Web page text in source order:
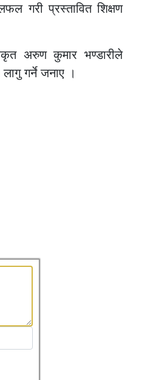
गरी प्रस्तावित शिक्षण
अरुण कुमार भण्डारीले
गर्ने जनाए ।